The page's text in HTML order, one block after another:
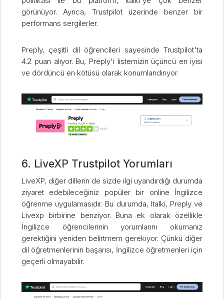
görünüyor. Ayrıca, Trustpilot üzerinde benzer bir
performans sergilerler.
Preply, çeşitli dil öğrencileri sayesinde Trustpilot'ta
4.2 puan alıyor. Bu, Preply'i listemizin üçüncü en iyisi
ve dördüncü en kötüsü olarak konumlandırıyor.
6. LiveXP Trustpilot Yorumları
LiveXP, diğer dillerin de sizde ilgi uyandırdığı durumda
ziyaret edebileceğiniz popüler bir online İngilizce
öğrenme uygulamasıdır. Bu durumda, Italki, Preply ve
Livexp birbirine benziyor. Buna ek olarak özellikle
İngilizce öğrencilerinin yorumlarını okumanız
gerektiğini yeniden belirtmem gerekiyor. Çünkü diğer
dil öğretmenlerinin başarısı, İngilizce öğretmenleri için
geçerli olmayabilir.